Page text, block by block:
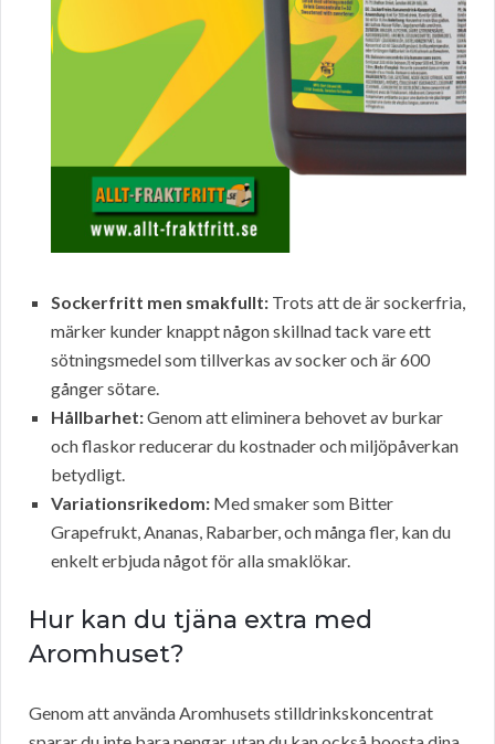
Sockerfritt men smakfullt: Trots att de är sockerfria,
märker kunder knappt någon skillnad tack vare ett
sötningsmedel som tillverkas av socker och är 600
gånger sötare.
Hållbarhet:Genom att eliminera behovet av burkar
och flaskor reducerar du kostnader och miljöpåverkan
betydligt.
Variationsrikedom: Med smaker som Bitter
Grapefrukt, Ananas, Rabarber, och många fler, kan du
enkelt erbjuda något för alla smaklökar.
Hur kan du tjäna extra med
Aromhuset?
Genom att använda Aromhusets stilldrinkskoncentrat